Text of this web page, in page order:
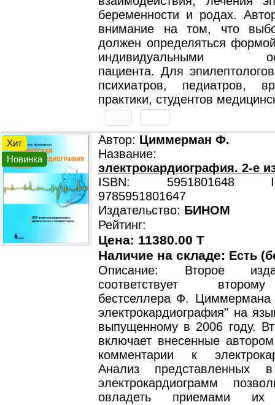
беременности и родах.
внимание на том, что
должен определяться
индивидуальными
пациента. Для
психиатров, педиатров,
практики, студентов
Новинка
Хит Автор: Циммерман Ф.
Название:
электрокардиография. 2-е
ISBN: 5951801648
9785951801647
Издательство: БИНОМ
Рейтинг:
Цена: 11380.00 T
Наличие на складе: Есть
Описание: Второе
соответствует
бестселлера Ф. Циммермана
электрокардиография" на
выпущенному в 2006 году.
включает внесенные
комментарии к
Анализ представленных
электрокардиограмм
овладеть приемами их